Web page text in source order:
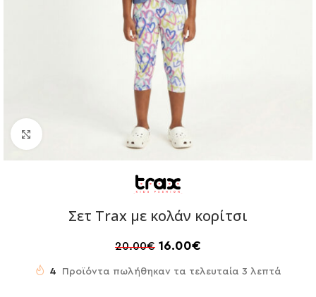
Σετ Trax με κολάν κορίτσι
20.00€ 16.00€
4 Προϊόντα πωλήθηκαν τα τελευταία 3 λεπτά